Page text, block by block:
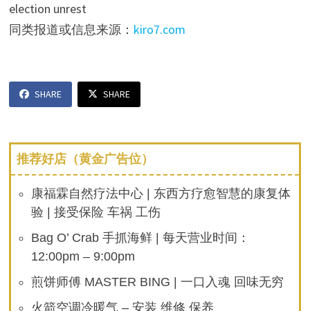
election unrest
同类报道或信息来源： kiro7.com
SHARE SHARE
推荐好店（黄金广告位）
康福霖自然疗法中心 | 东西方疗愈智慧的康复体
验 | 接受保险 车祸 工伤
Bag O’ Crab 手抓海鲜 | 每天营业时间：
12:00pm – 9:00pm
煎饼师傅 MASTER BING | 一口入魂 回味无穷
火箭空调冷暖气 – 安装 维修 保养